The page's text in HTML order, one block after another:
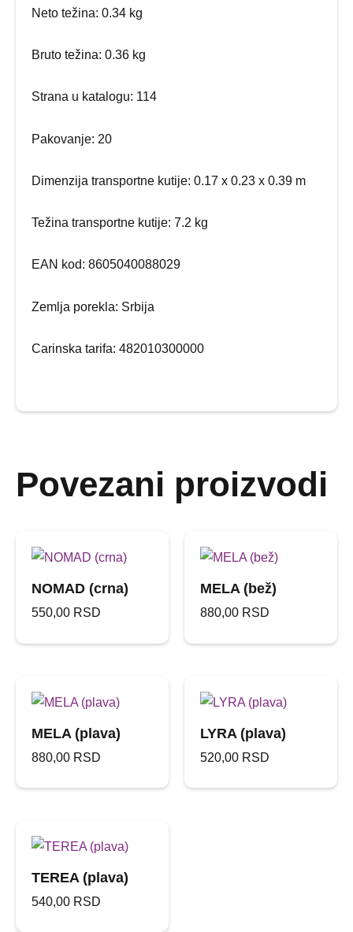
Neto težina: 0.34 kg
Bruto težina: 0.36 kg
Strana u katalogu: 114
Pakovanje: 20
Dimenzija transportne kutije: 0.17 x 0.23 x 0.39 m
Težina transportne kutije: 7.2 kg
EAN kod: 8605040088029
Zemlja porekla: Srbija
Carinska tarifa: 482010300000
Povezani proizvodi
NOMAD (crna)
550,00 RSD
MELA (bež)
880,00 RSD
MELA (plava)
880,00 RSD
LYRA (plava)
520,00 RSD
TEREA (plava)
540,00 RSD